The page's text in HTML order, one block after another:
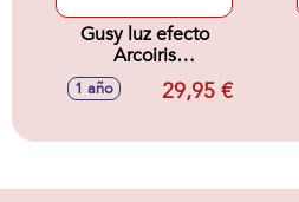
Gusy luz efecto
Arcoiris
33,5X34,5X10,7Cm
1 año 29,95 €